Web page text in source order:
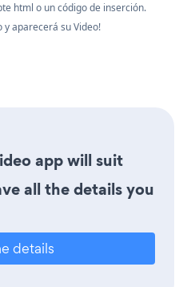
html o un código de inserción.
y aparecerá su Video!
app will suit
all the details you
details